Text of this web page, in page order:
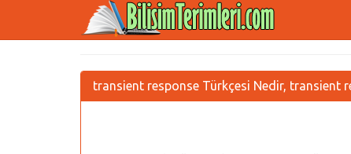
transient response Türkçesi Nedir, transient